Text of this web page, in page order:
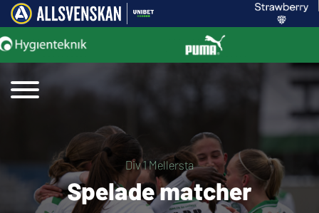
Div 1 Mellersta
Spelade matcher